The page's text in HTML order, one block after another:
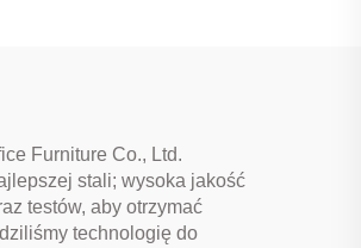
Furniture Co., Ltd.
stali; wysoka jakość
testów, aby otrzymać
technologię do